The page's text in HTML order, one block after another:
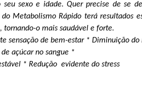
seu sexo e idade. Quer precise de se
Metabolismo Rápido terá resultados
o mais saudável e forte.
sensação de bem-estar * Diminuição
açúcar no sangue *
* Redução evidente do stress